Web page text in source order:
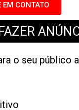
EM CONTATO
o seu público